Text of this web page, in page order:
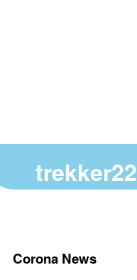
trekker22
Corona News